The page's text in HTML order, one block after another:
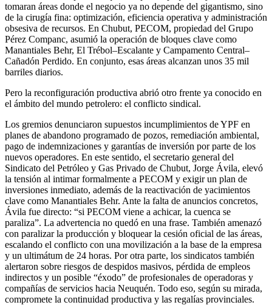
tomaran áreas donde el negocio ya no depende del gigantismo, sino
de la cirugía fina: optimización, eficiencia operativa y administración
obsesiva de recursos. En Chubut, PECOM, propiedad del Grupo
Pérez Companc, asumió la operación de bloques clave como
Manantiales Behr, El Trébol–Escalante y Campamento Central–
Cañadón Perdido. En conjunto, esas áreas alcanzan unos 35 mil
barriles diarios.
Pero la reconfiguración productiva abrió otro frente ya conocido en
el ámbito del mundo petrolero: el conflicto sindical.
Los gremios denunciaron supuestos incumplimientos de YPF en
planes de abandono programado de pozos, remediación ambiental,
pago de indemnizaciones y garantías de inversión por parte de los
nuevos operadores. En este sentido, el secretario general del
Sindicato del Petróleo y Gas Privado de Chubut, Jorge Ávila, elevó
la tensión al intimar formalmente a PECOM y exigir un plan de
inversiones inmediato, además de la reactivación de yacimientos
clave como Manantiales Behr. Ante la falta de anuncios concretos,
Ávila fue directo: “si PECOM viene a achicar, la cuenca se
paraliza”. La advertencia no quedó en una frase. También amenazó
con paralizar la producción y bloquear la cesión oficial de las áreas,
escalando el conflicto con una movilización a la base de la empresa
y un ultimátum de 24 horas. Por otra parte, los sindicatos también
alertaron sobre riesgos de despidos masivos, pérdida de empleos
indirectos y un posible “éxodo” de profesionales de operadoras y
compañías de servicios hacia Neuquén. Todo eso, según su mirada,
compromete la continuidad productiva y las regalías provinciales.